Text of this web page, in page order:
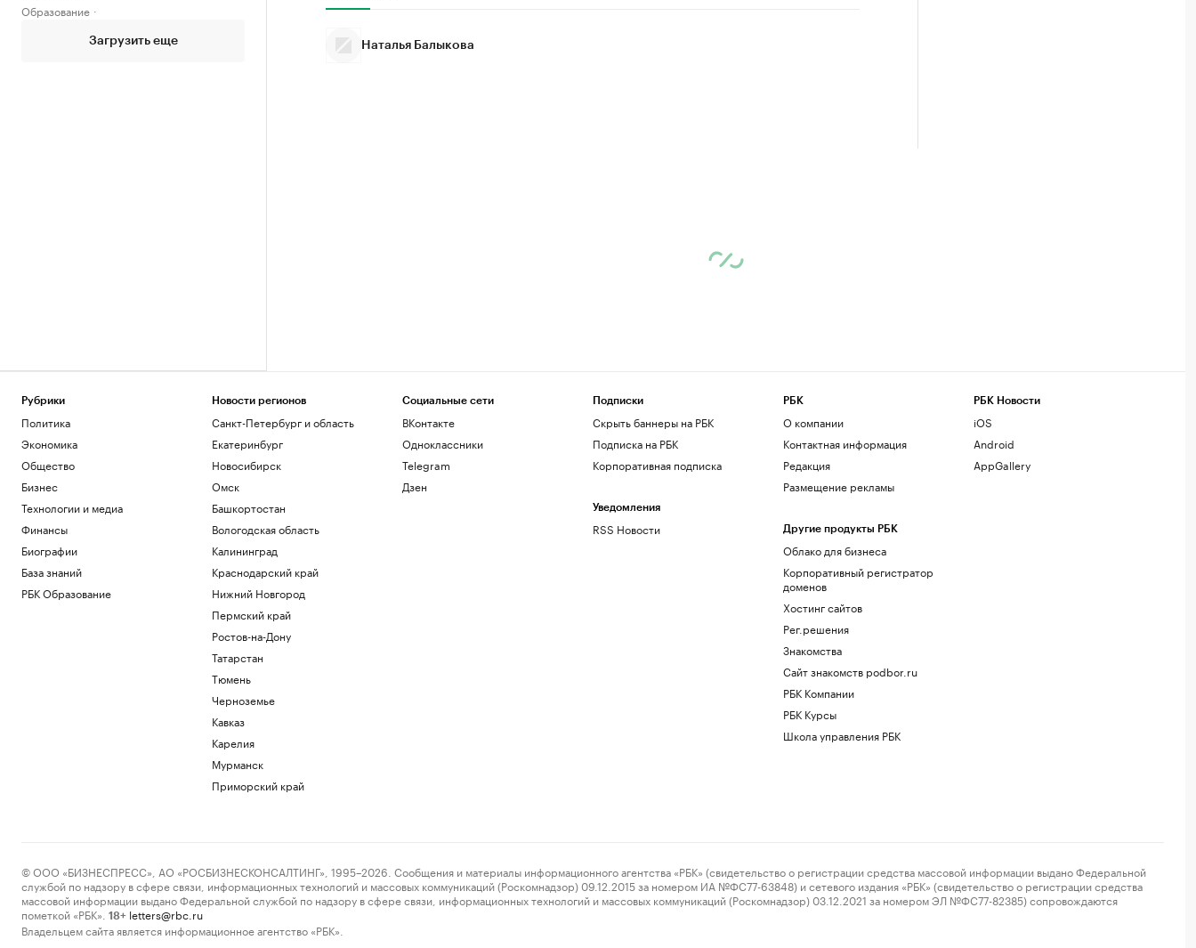
Образование
Загрузить еще Наталья Балыкова
Рубрики
Политика
Экономика
Общество
Бизнес
Технологии и медиа
Финансы
Биографии
База знаний
РБК Образование
Новости регионов
Санкт-Петербург и область
Екатеринбург
Новосибирск
Омск
Башкортостан
Вологодская область
Калининград
Краснодарский край
Нижний Новгород
Пермский край
Ростов-на-Дону
Татарстан
Тюмень
Черноземье
Кавказ
Карелия
Мурманск
Приморский край
Социальные сети
ВКонтакте
Одноклассники
Telegram
Дзен
Подписки
Скрыть баннеры на РБК
Подписка на РБК
Корпоративная подписка
Уведомления
RSS Новости
РБК
О компании
Контактная информация
Редакция
Размещение рекламы
Другие продукты РБК
Облако для бизнеса
Корпоративный регистратор
доменов
Хостинг сайтов
Рег.решения
Знакомства
Сайт знакомств podbor.ru
РБК Компании
РБК Курсы
Школа управления РБК
РБК Новости
iOS
Android
AppGallery
© ООО «БИЗНЕСПРЕСС», АО «РОСБИЗНЕСКОНСАЛТИНГ», 1995–2026. Сообщения и материалы информационного агентства «РБК» (свидетельство о регистрации средства массовой информации выдано Федеральной
службой по надзору в сфере связи, информационных технологий и массовых коммуникаций (Роскомнадзор) 09.12.2015 за номером ИА №ФС77-63848) и сетевого издания «РБК» (свидетельство о регистрации средства
массовой информации выдано Федеральной службой по надзору в сфере связи, информационных технологий и массовых коммуникаций (Роскомнадзор) 03.12.2021 за номером ЭЛ №ФС77-82385) сопровождаются
пометкой «РБК».
18+ letters@rbc.ru
Владельцем сайта является информационное агентство «РБК».